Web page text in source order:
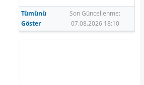
Tümünü
Göster
Son Güncellenme:
07.08.2026 18:10